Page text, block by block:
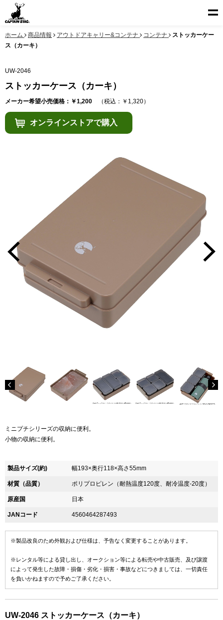
ホーム 商品情報 アウトドアキャリー&コンテナ コンテナ
ストッカーケー
ス（カーキ）
UW-2046
ストッカーケース（カーキ）
メーカー希望小売価格：￥1,200 （税込：￥1,320）
オンラインストアで購入
ミニプチシリーズの収納に便利。
小物の収納に便利。
製品サイズ(約) 幅193×奥行118×高さ55mm
材質（品質） ポリプロピレン（耐熱温度120度、耐冷温度-20度）
原産国 日本
JANコード 4560464287493
※製品改良のため外観および仕様は、予告なく変更することがあります。
※レンタル等による貸し出し、オークション等による転売や中古販売、及び譲渡
によって発生した故障・損傷・劣化・損害・事故などにつきましては、一切責任
を負いかねますので予めご了承ください。
UW-2046 ストッカーケース（カーキ）